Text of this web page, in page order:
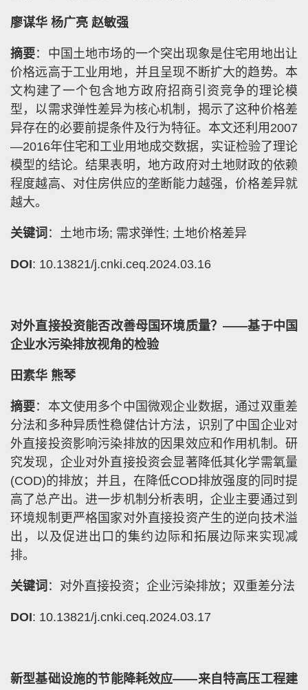
廖谋华 杨广亮 赵敏强
摘要：中国土地市场的一个突出现象是住宅用地出让
价格远高于工业用地，并且呈现不断扩大的趋势。本
文构建了一个包含地方政府招商引资竞争的理论模
型，以需求弹性差异为核心机制，揭示了这种价格差
异存在的必要前提条件及行为特征。本文还利用2007
—2016年住宅和工业用地成交数据，实证检验了理论
模型的结论。结果表明，地方政府对土地财政的依赖
程度越高、对住房供应的垄断能力越强，价格差异就
越大。
关键词 ：土地市场; 需求弹性; 土地价格差异
DOI: 10.13821/j.cnki.ceq.2024.03.16
对外直接投资能否改善母国环境质量？——基于中国
企业水污染排放视角的检验
田素华 熊琴
摘要：本文使用多个中国微观企业数据，通过双重差
分法和多种异质性稳健估计方法，识别了中国企业对
外直接投资影响污染排放的因果效应和作用机制。研
究发现，企业对外直接投资会显著降低其化学需氧量
(COD)的排放；并且，在降低COD排放强度的同时提
高了总产出。进一步机制分析表明，企业主要通过到
环境规制更严格国家对外直接投资产生的逆向技术溢
出，以及促进出口的集约边际和拓展边际来实现减
排。
关键词 ：对外直接投资；企业污染排放；双重差分法
DOI: 10.13821/j.cnki.ceq.2024.03.17
新型基础设施的节能降耗效应——来自特高压工程建